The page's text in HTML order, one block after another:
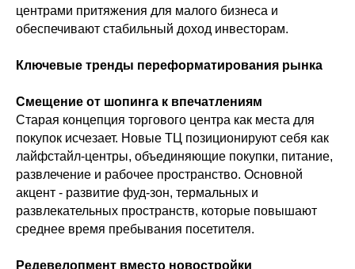
центрами притяжения для малого бизнеса и
обеспечивают стабильный доход инвесторам.
Ключевые тренды переформатирования рынка
Смещение от шопинга к впечатлениям
Старая концепция торгового центра как места для
покупок исчезает. Новые ТЦ позиционируют себя как
лайфстайл-центры, объединяющие покупки, питание,
развлечение и рабочее пространство. Основной
акцент - развитие фуд-зон, термальных и
развлекательных пространств, которые повышают
среднее время пребывания посетителя.
Редевелопмент вместо новостройки